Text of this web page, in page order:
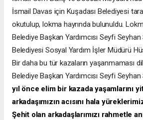
İsmail Davas için Kuşadası Belediyesi
okutulup, lokma hayrında bulunuldu.
Belediye Başkan Yardımcısı Seyfi
Belediyesi Sosyal Yardım İşler Müdürü
Bir daha bu tür kazaların yaşanmaması
Belediye Başkan Yardımcısı Seyfi Seyhan
yıl önce elim bir kazada yaşamlarını
arkadaşımızın acısını hala
Şehit olan arkadaşlarımızı rahmetle